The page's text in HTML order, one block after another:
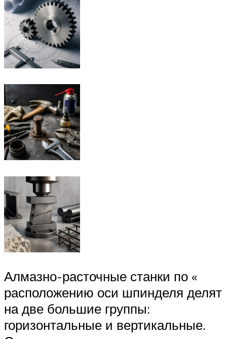
Алмазно-расточные станки по «
расположению оси шпинделя делят
на две большие группы:
горизонтальные и вертикальные.